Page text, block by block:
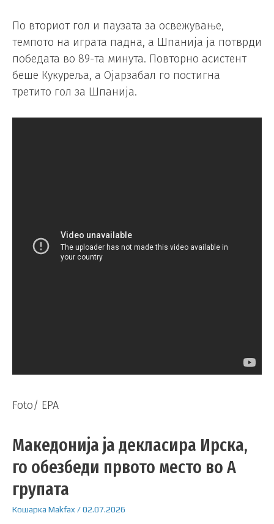
По вториот гол и паузата за освежување,
темпото на играта падна, а Шпанија ја потврди
победата во 89-та минута. Повторно асистент
беше Кукуреља, а Ојарзабал го постигна
третито гол за Шпанија.
Foto/ EPA
Македонија ја декласира Ирска,
го обезбеди првото место во А
групата
Кошарка Makfax /02.07.2026